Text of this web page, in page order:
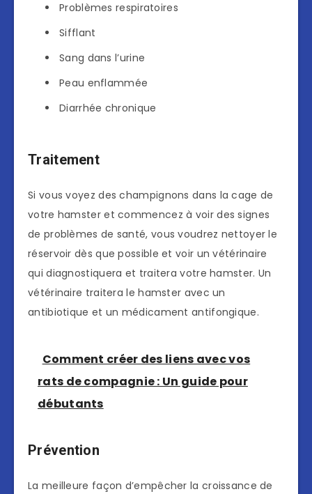
Problèmes respiratoires
Sifflant
Sang dans l’urine
Peau enflammée
Diarrhée chronique
Traitement
Si vous voyez des champignons dans la cage de
votre hamster et commencez à voir des signes
de problèmes de santé, vous voudrez nettoyer le
réservoir dès que possible et voir un vétérinaire
qui diagnostiquera et traitera votre hamster. Un
vétérinaire traitera le hamster avec un
antibiotique et un médicament antifongique.
Comment créer des liens avec vos
rats de compagnie : Un guide pour
débutants
Prévention
La meilleure façon d’empêcher la croissance de